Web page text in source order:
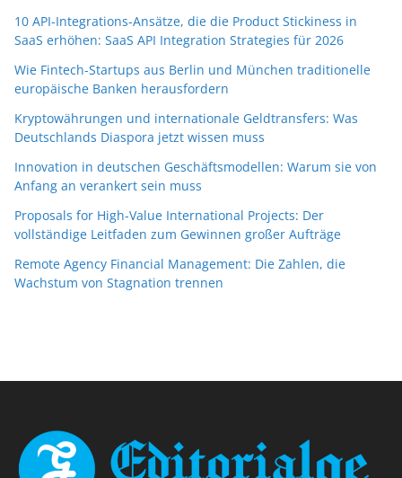
10 API-Integrations-Ansätze, die die Product Stickiness in
SaaS erhöhen: SaaS API Integration Strategies für 2026
Wie Fintech-Startups aus Berlin und München traditionelle
europäische Banken herausfordern
Kryptowährungen und internationale Geldtransfers: Was
Deutschlands Diaspora jetzt wissen muss
Innovation in deutschen Geschäftsmodellen: Warum sie von
Anfang an verankert sein muss
Proposals for High-Value International Projects: Der
vollständige Leitfaden zum Gewinnen großer Aufträge
Remote Agency Financial Management: Die Zahlen, die
Wachstum von Stagnation trennen